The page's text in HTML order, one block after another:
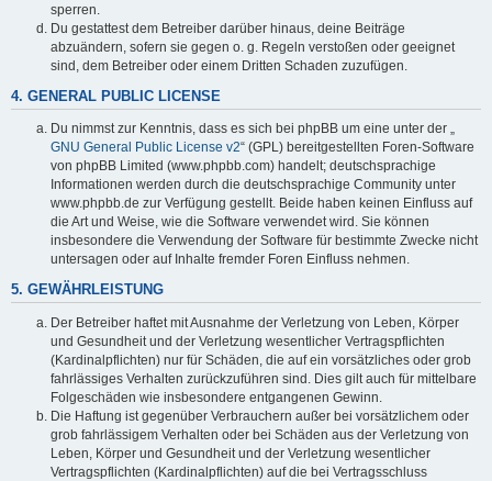
sperren.
Du gestattest dem Betreiber darüber hinaus, deine Beiträge
abzuändern, sofern sie gegen o. g. Regeln verstoßen oder geeignet
sind, dem Betreiber oder einem Dritten Schaden zuzufügen.
4. GENERAL PUBLIC LICENSE
Du nimmst zur Kenntnis, dass es sich bei phpBB um eine unter der „
GNU General Public License v2“ (GPL) bereitgestellten Foren-Software
von phpBB Limited (www.phpbb.com) handelt; deutschsprachige
Informationen werden durch die deutschsprachige Community unter
www.phpbb.de zur Verfügung gestellt. Beide haben keinen Einfluss auf
die Art und Weise, wie die Software verwendet wird. Sie können
insbesondere die Verwendung der Software für bestimmte Zwecke nicht
untersagen oder auf Inhalte fremder Foren Einfluss nehmen.
5. GEWÄHRLEISTUNG
Der Betreiber haftet mit Ausnahme der Verletzung von Leben, Körper
und Gesundheit und der Verletzung wesentlicher Vertragspflichten
(Kardinalpflichten) nur für Schäden, die auf ein vorsätzliches oder grob
fahrlässiges Verhalten zurückzuführen sind. Dies gilt auch für mittelbare
Folgeschäden wie insbesondere entgangenen Gewinn.
Die Haftung ist gegenüber Verbrauchern außer bei vorsätzlichem oder
grob fahrlässigem Verhalten oder bei Schäden aus der Verletzung von
Leben, Körper und Gesundheit und der Verletzung wesentlicher
Vertragspflichten (Kardinalpflichten) auf die bei Vertragsschluss